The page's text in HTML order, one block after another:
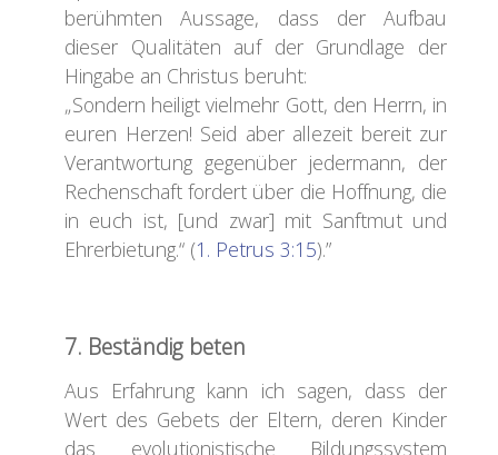
berühmten Aussage, dass der Aufbau
dieser Qualitäten auf der Grundlage der
Hingabe an Christus beruht:
„Sondern heiligt vielmehr Gott, den Herrn, in
euren Herzen! Seid aber allezeit bereit zur
Verantwortung gegenüber jedermann, der
Rechenschaft fordert über die Hoffnung, die
in euch ist, [und zwar] mit Sanftmut und
Ehrerbietung.“ (1. Petrus 3:15).”
7. Beständig beten
Aus Erfahrung kann ich sagen, dass der
Wert des Gebets der Eltern, deren Kinder
das evolutionistische Bildungssystem